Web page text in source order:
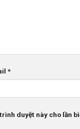
*
duyệt này cho lần